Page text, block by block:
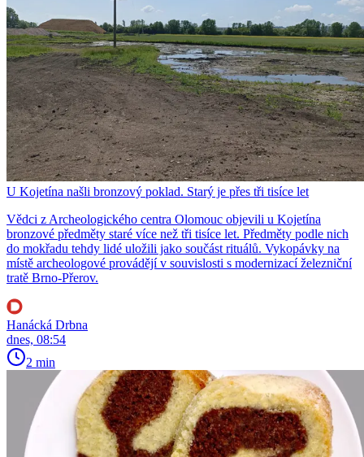
U Kojetína našli bronzový poklad. Starý je přes tři tisíce let
Vědci z Archeologického centra Olomouc objevili u Kojetína
bronzové předměty staré více než tři tisíce let. Předměty podle nich
do mokřadu tehdy lidé uložili jako součást rituálů. Vykopávky na
místě archeologové provádějí v souvislosti s modernizací železniční
tratě Brno-Přerov.
Hanácká Drbna
dnes, 08:54
2 min